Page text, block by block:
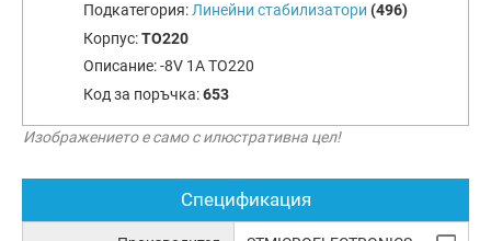
Подкатегория: Линейни стабилизатори (496)
Корпус:TO220
Описание:-8V 1A TO220
Код за поръчка:653
Изображението е само с илюстративна цел!
Спецификация